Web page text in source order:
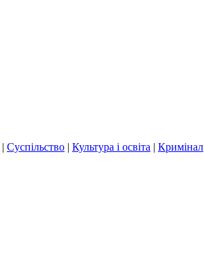
| Суспільство | Культура і освіта | Кримінал